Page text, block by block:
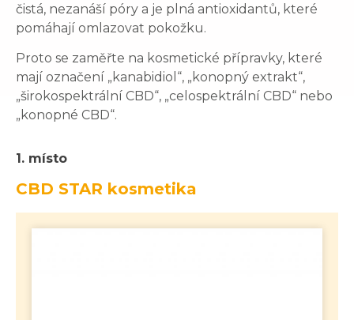
čistá, nezanáší póry a je plná antioxidantů, které
pomáhají omlazovat pokožku.
Proto se zaměřte na kosmetické přípravky, které
mají označení „kanabidiol“, „konopný extrakt“,
„širokospektrální CBD“, „celospektrální CBD“ nebo
„konopné CBD“.
1. místo
CBD STAR kosmetika